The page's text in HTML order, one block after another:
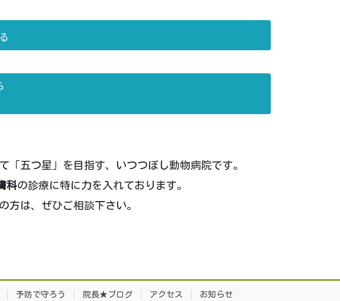
五つ星」を目指す、いつつぼし動物病院です。
科の診療に特に力を入れております。
方は、ぜひご相談下さい。
予防で守ろう 院長★ブログ アクセス
お知らせ